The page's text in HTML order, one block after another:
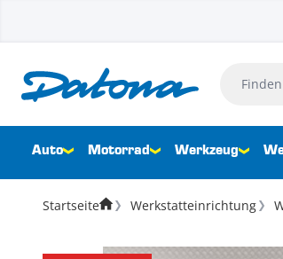
Finden
Auto Motorrad Werkzeug
Startseite Werkstatteinrichtung